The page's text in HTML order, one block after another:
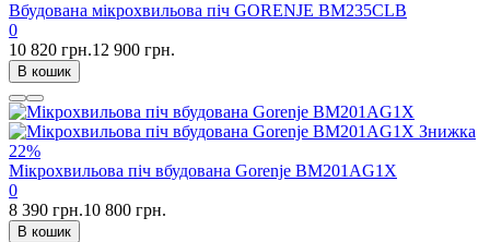
Вбудована мікрохвильова піч GORENJE BM235CLB
0
10 820 грн.12 900 грн.
В кошик
Знижка
22%
Мікрохвильова піч вбудована Gorenje BM201AG1X
0
8 390 грн.10 800 грн.
В кошик